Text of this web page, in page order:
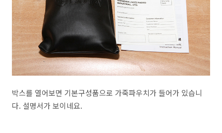
박스를 열어보면 기본구성품으로 가죽파우치가 들어가 있습니
다. 설명서가 보이네요.